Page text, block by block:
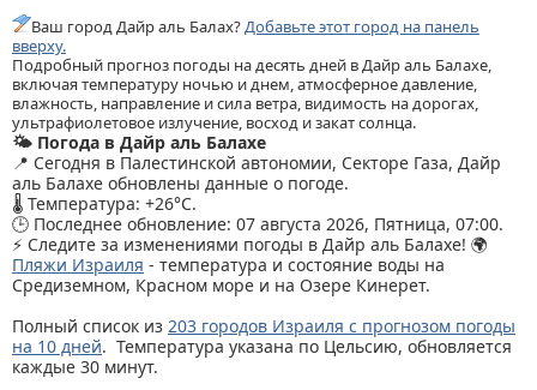
Ваш город Дайр аль Балах?Добавьте этот город на панель
вверху.
Подробный прогноз погоды на десять дней в Дайр аль Балахе,
включая температуру ночью и днем, атмосферное давление,
влажность, направление и сила ветра, видимость на дорогах,
ультрафиолетовое излучение, восход и закат солнца.
🌤️ Погода в Дайр аль Балахе
📍 Сегодня в Палестинской автономии, Секторе Газа, Дайр
аль Балахе обновлены данные о погоде.
🌡️ Температура: +26°C.
🕒 Последнее обновление: 07 августа 2026, Пятница, 07:00.
⚡ Следите за изменениями погоды в Дайр аль Балахе! 🌍
Пляжи Израиля - температура и состояние воды на
Средиземном, Красном море и на Озере Кинерет.
Полный список из 203 городов Израиля с прогнозом погоды
на 10 дней. Температура указана по Цельсию, обновляется
каждые 30 минут.